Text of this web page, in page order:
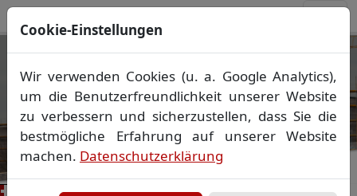
Ihr Vermessungsbüro in
Mecklenburg-Vorpommern
Wir vermessen Ihr Grundstück
Lageplan Absteckung▪Bauvermessung ▪
Gebäudeeinmessung
Grenzfeststellung▪Amtliche Auskünfte und
Vorheriges Bild
Cookie-Einstellungen
Wir verwenden Cookies (u. a. Google Analytics),
um die Benutzerfreundlichkeit unserer Website
zu verbessern und sicherzustellen, dass Sie die
bestmögliche Erfahrung auf unserer Website
machen. Datenschutzerklärung